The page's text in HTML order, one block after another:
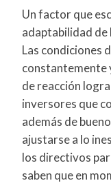
Un factor que
adaptabilidad de
Las condiciones
constantemente
de reacción
inversores que
además de
ajustarse a lo
los directivos
saben que en